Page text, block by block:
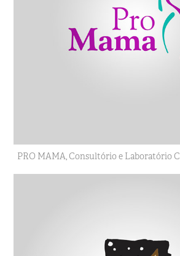
PRO MAMA, Consultório e Laboratório